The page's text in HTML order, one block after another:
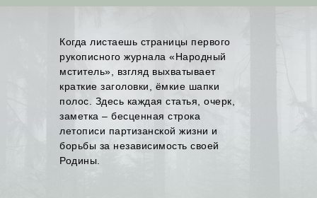
Когда листаешь страницы первого
рукописного журнала «Народный
мститель», взгляд выхватывает
краткие заголовки, ёмкие шапки
полос. Здесь каждая статья, очерк,
заметка – бесценная строка
летописи партизанской жизни и
борьбы за независимость своей
Родины.